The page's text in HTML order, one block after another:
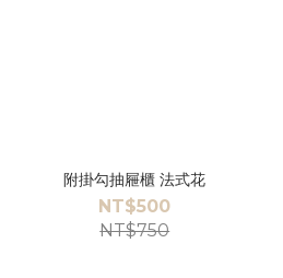
附掛勾抽屜櫃 法式花
NT$500
NT$750